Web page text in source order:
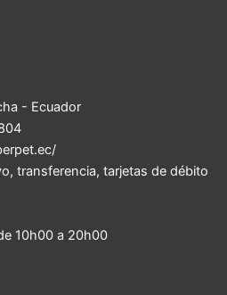
- Ecuador
transferencia, tarjetas de débito
10h00 a 20h00